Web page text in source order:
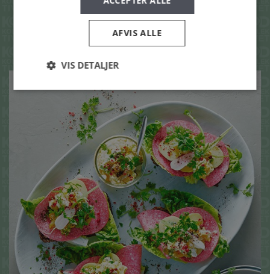
SE OGSÅ DISSE
OPSKRIFTER
AFVIS ALLE
VIS DETALJER